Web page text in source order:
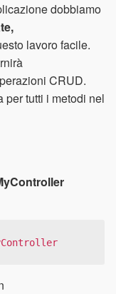
dobbiamo
lavoro facile.
CRUD.
per tutti i metodi nel